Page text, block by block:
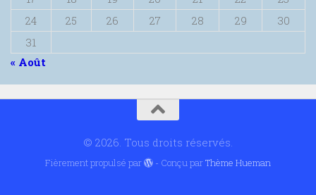
24
25 26 27 28 29
30
31
« Août
© 2026. Tous droits réservés.
Fièrement propulsé par - Conçu parThème Hueman